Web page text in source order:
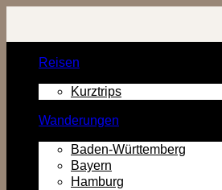
Inhalt
Reisen
Kurztrips
Wanderungen
Baden-Württemberg
Bayern
Hamburg